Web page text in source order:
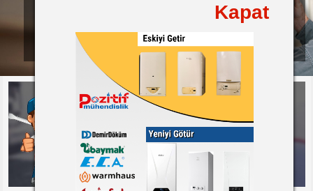
bir Kuruluşudur
Kapat